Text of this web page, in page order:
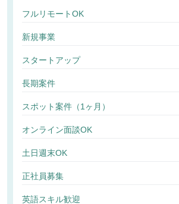
フルリモートOK
新規事業
スタートアップ
長期案件
スポット案件（1ヶ月）
オンライン面談OK
土日週末OK
正社員募集
英語スキル歓迎